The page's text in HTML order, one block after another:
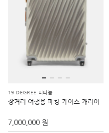
19 DEGREE 티타늄
장거리 여행용 패킹 케이스 캐리어
7,000,000 원